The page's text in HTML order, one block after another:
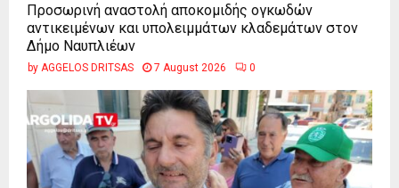
Προσωρινή αναστολή αποκομιδής ογκωδών
αντικειμένων και υπολειμμάτων κλαδεμάτων στον
Δήμο Ναυπλιέων
by AGGELOS DRITSAS 7 August 2026 0